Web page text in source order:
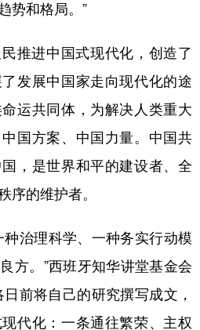
势和格局。”
进中国式现代化，创造了
发展中国家走向现代化的途
运共同体，为解决人类重大
国方案、中国力量。中国共
，是世界和平的建设者、全
序的维护者。
治理科学、一种务实行动模
方。”西班牙知华讲堂基金会
前将自己的研究撰写成文，
代化：一条通往繁荣、主权